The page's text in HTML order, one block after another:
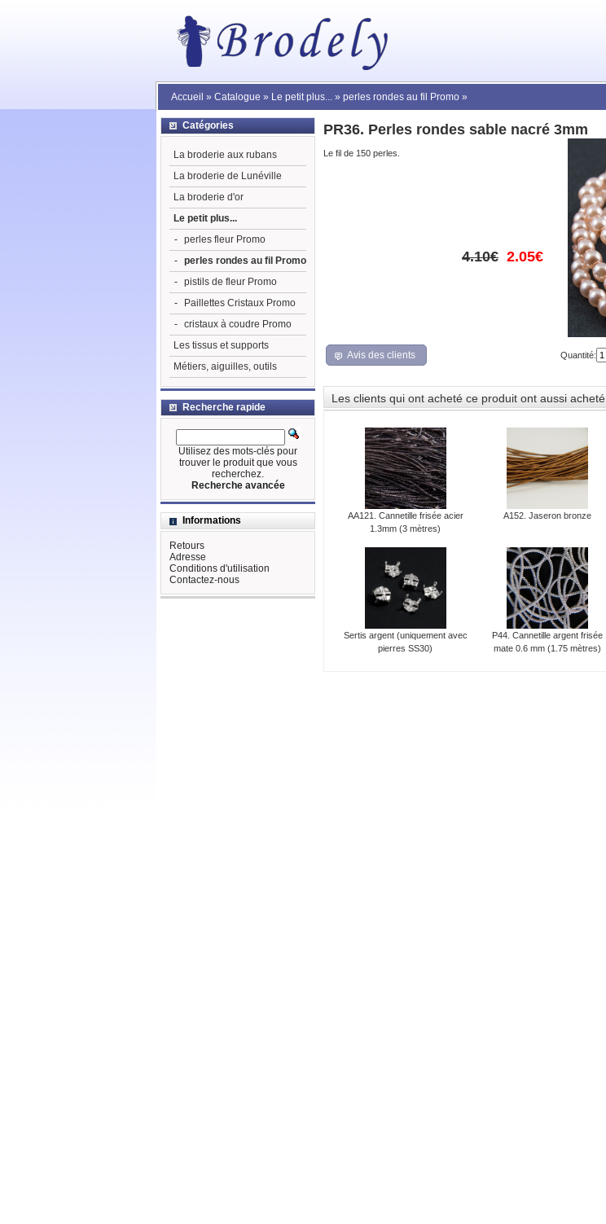
Accueil » Catalogue » Le petit plus... » perles rondes au fil Promo »
PR36. Perles rondes sable nacré 3mm
Le fil de 150 perles.
4.10€ 2.05€
Avis des clients Quantité:
Les clients qui ont acheté ce produit ont aussi acheté
AA121. Cannetille frisée acier
1.3mm (3 mètres)
A152. Jaseron bronze
Sertis argent (uniquement avec
pierres SS30)
P44. Cannetille argent frisée
mate 0.6 mm (1.75 mètres)
Catégories
La broderie aux rubans
La broderie de Lunéville
La broderie d'or
Le petit plus...
- perles fleur Promo
- perles rondes au fil Promo
- pistils de fleur Promo
-
Paillettes Cristaux Promo
- cristaux à coudre Promo
Les tissus et supports
Métiers, aiguilles, outils
Recherche rapide
Utilisez des mots-clés pour
trouver le produit que vous
recherchez.
Recherche avancée
Informations
Retours
Adresse
Conditions d'utilisation
Contactez-nous